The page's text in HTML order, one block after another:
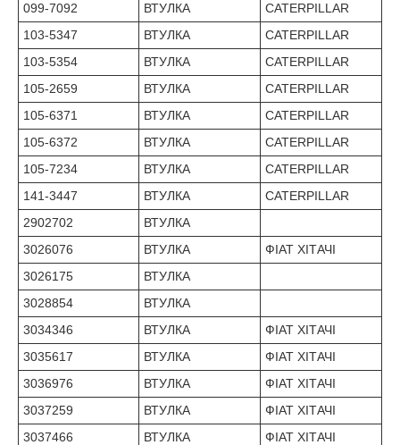
099-7092
ВТУЛКА
CATERPILLAR
103-5347
ВТУЛКА
CATERPILLAR
103-5354
ВТУЛКА
CATERPILLAR
105-2659
ВТУЛКА
CATERPILLAR
105-6371
ВТУЛКА
CATERPILLAR
105-6372
ВТУЛКА
CATERPILLAR
105-7234
ВТУЛКА
CATERPILLAR
141-3447
ВТУЛКА
CATERPILLAR
2902702
ВТУЛКА
3026076
ВТУЛКА
ФІАТ ХІТАЧІ
3026175
ВТУЛКА
3028854
ВТУЛКА
3034346
ВТУЛКА
ФІАТ ХІТАЧІ
3035617
ВТУЛКА
ФІАТ ХІТАЧІ
3036976
ВТУЛКА
ФІАТ ХІТАЧІ
3037259
ВТУЛКА
ФІАТ ХІТАЧІ
3037466
ВТУЛКА
ФІАТ ХІТАЧІ